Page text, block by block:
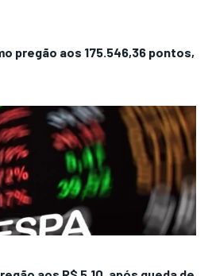
pregão aos 175.546,36 pontos,